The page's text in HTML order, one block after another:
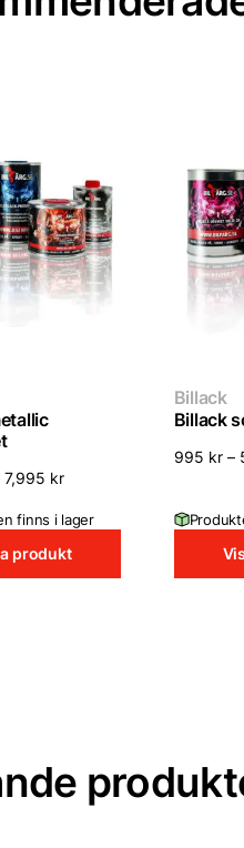
7,995 kr
finns i lager
produkt
Billack
Billack
995 kr–